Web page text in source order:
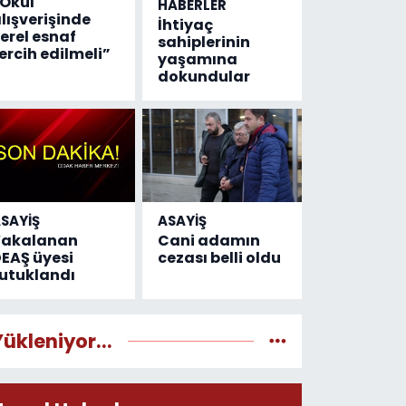
esnaf
edilmeli”
HABERLER
İhtiyaç
sahiplerinin
yaşamına
dokundular
üyesi
ASAYİŞ
Cani adamın
cezası belli oldu